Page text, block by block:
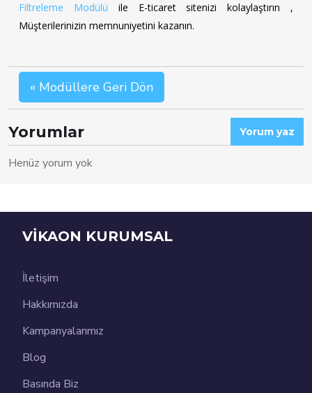
Filtreleme Modülü ile E-ticaret sitenizi kolaylaştırın ,
Müşterilerinizin memnuniyetini kazanın.
« Modüllere Geri Dön
Yorumlar Yorum yaz
Henüz yorum yok
VİKAON KURUMSAL
İletişim
Hakkımızda
Kampanyalarımız
Blog
Basında Biz